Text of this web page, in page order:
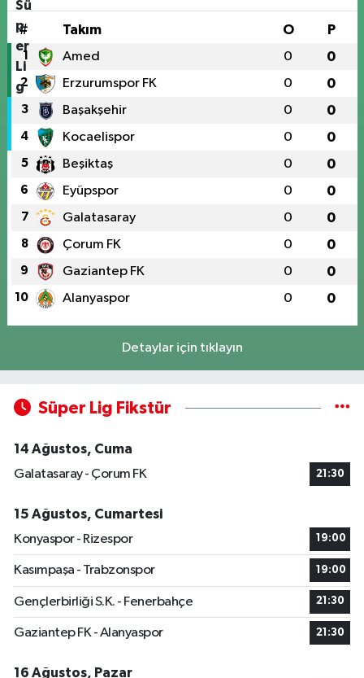
# Takım O P
1 Amed 0 0
2 Erzurumspor FK 0 0
3 Başakşehir 0 0
4 Kocaelispor 0 0
5 Beşiktaş 0 0
6 Eyüpspor 0 0
7 Galatasaray 0 0
8 Çorum FK 0 0
9 Gaziantep FK 0 0
10 Alanyaspor 0 0
Detaylar için tıklayın
Süper Lig Fikstür
14 Ağustos, Cuma
Galatasaray - Çorum FK
21:30
15 Ağustos, Cumartesi
Konyaspor - Rizespor
19:00
Kasımpaşa - Trabzonspor 19:00
Gençlerbirliği S.K. - Fenerbahçe 21:30
Gaziantep FK - Alanyaspor 21:30
16 Ağustos, Pazar